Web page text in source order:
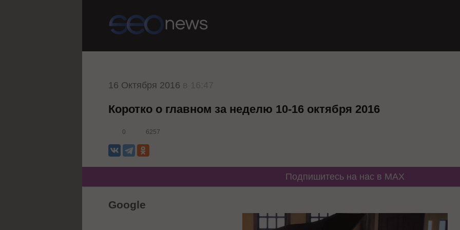
16 Октября 2016
Коротко о главном за неделю 10-16 октября 2016
0 6257
Подпишитесь на нас в MAX
Google